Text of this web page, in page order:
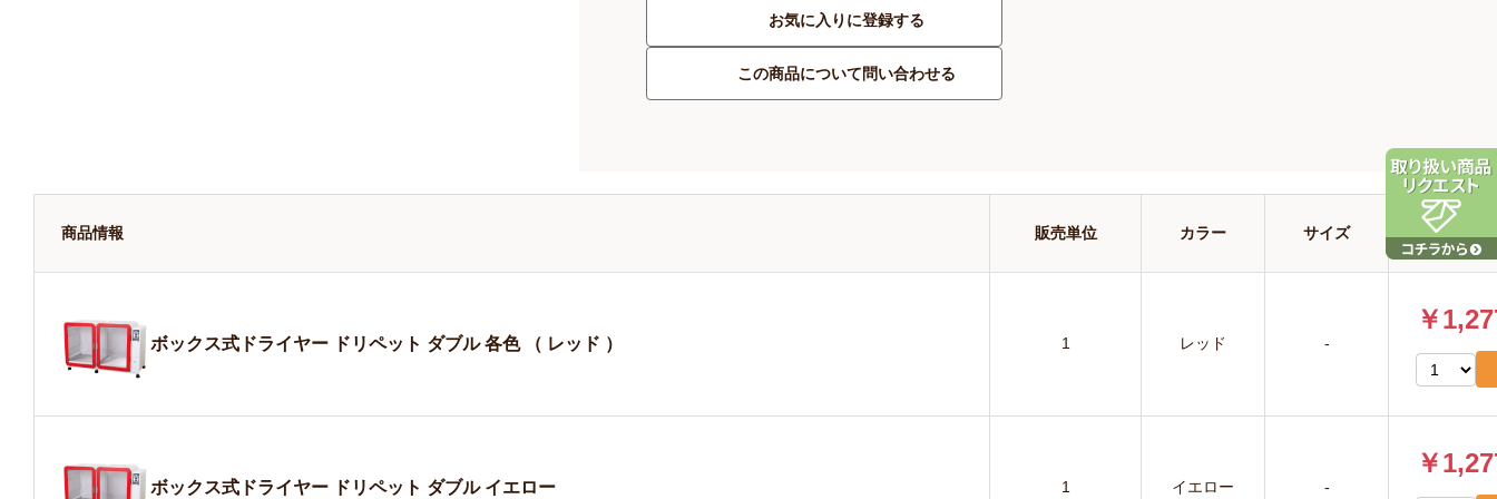
お気に入りに登録する
この商品について問い合わせる
商品情報 販売単位 カラー サイズ 価格
ボックス式ドライヤー ドリペット ダブル 各色 （ レッド ） 1 レッド -
￥
ボックス式ドライヤー ドリペット ダブル イエロー 1 イエロー -
￥